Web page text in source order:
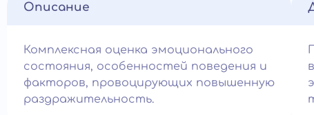
Описание
Комплексная оценка эмоционального
состояния, особенностей поведения и
факторов, провоцирующих повышенную
раздражительность.